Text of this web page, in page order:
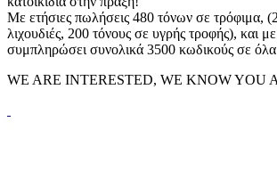
Με ετήσιες πωλήσεις 480 τόνων σε τρόφιμα,
λιχουδιές, 200 τόνους σε υγρής τροφής), και
συμπληρώσει συνολικά 3500 κωδικούς σε όλα
WE ARE INTERESTED, WE KNOW YOU